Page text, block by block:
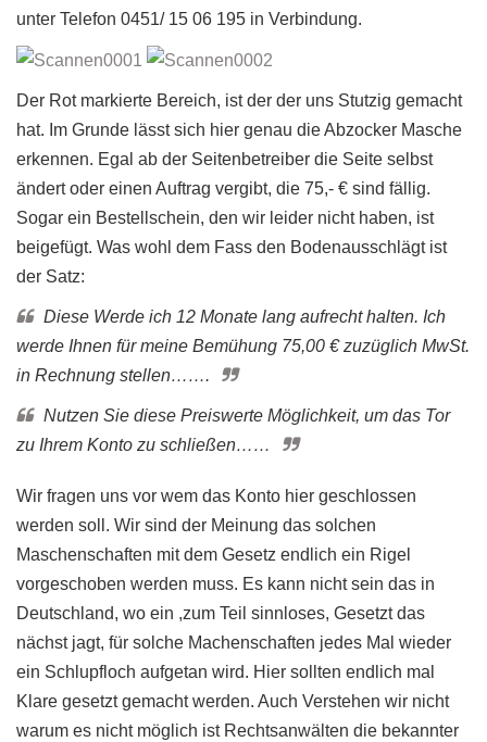
unter Telefon 0451/ 15 06 195 in Verbindung.
Der Rot markierte Bereich, ist der der uns Stutzig gemacht
hat. Im Grunde lässt sich hier genau die Abzocker Masche
erkennen. Egal ab der Seitenbetreiber die Seite selbst
ändert oder einen Auftrag vergibt, die 75,- € sind fällig.
Sogar ein Bestellschein, den wir leider nicht haben, ist
beigefügt. Was wohl dem Fass den Bodenausschlägt ist
der Satz:
Diese Werde ich 12 Monate lang aufrecht halten. Ich
werde Ihnen für meine Bemühung 75,00 € zuzüglich MwSt.
in Rechnung stellen…….
Nutzen Sie diese Preiswerte Möglichkeit, um das Tor
zu Ihrem Konto zu schließen……
Wir fragen uns vor wem das Konto hier geschlossen
werden soll. Wir sind der Meinung das solchen
Maschenschaften mit dem Gesetz endlich ein Rigel
vorgeschoben werden muss. Es kann nicht sein das in
Deutschland, wo ein ,zum Teil sinnloses, Gesetzt das
nächst jagt, für solche Machenschaften jedes Mal wieder
ein Schlupfloch aufgetan wird. Hier sollten endlich mal
Klare gesetzt gemacht werden. Auch Verstehen wir nicht
warum es nicht möglich ist Rechtsanwälten die bekannter